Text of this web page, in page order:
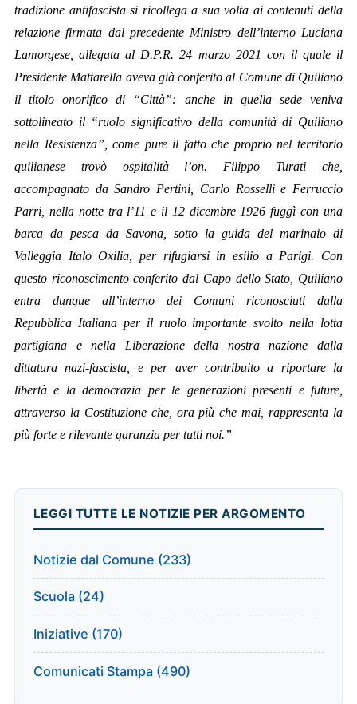
tradizione antifascista si ricollega a sua volta ai contenuti della
relazione firmata dal precedente Ministro dell’interno Luciana
Lamorgese, allegata al D.P.R. 24 marzo 2021 con il quale il
Presidente Mattarella aveva già conferito al Comune di Quiliano
il titolo onorifico di “Città”: anche in quella sede veniva
sottolineato il “ruolo significativo della comunità di Quiliano
nella Resistenza”, come pure il fatto che proprio nel territorio
quilianese trovò ospitalità l’on. Filippo Turati che,
accompagnato da Sandro Pertini, Carlo Rosselli e Ferruccio
Parri, nella notte tra l’11 e il 12 dicembre 1926 fuggì con una
barca da pesca da Savona, sotto la guida del marinaio di
Valleggia Italo Oxilia, per rifugiarsi in esilio a Parigi. Con
questo riconoscimento conferito dal Capo dello Stato, Quiliano
entra dunque all’interno dei Comuni riconosciuti dalla
Repubblica Italiana per il ruolo importante svolto nella lotta
partigiana e nella Liberazione della nostra nazione dalla
dittatura nazi-fascista, e per aver contribuito a riportare la
libertà e la democrazia per le generazioni presenti e future,
attraverso la Costituzione che, ora più che mai, rappresenta la
più forte e rilevante garanzia per tutti noi.”
LEGGI TUTTE LE NOTIZIE PER ARGOMENTO
Notizie dal Comune (233)
Scuola (24)
Iniziative (170)
Comunicati Stampa (490)